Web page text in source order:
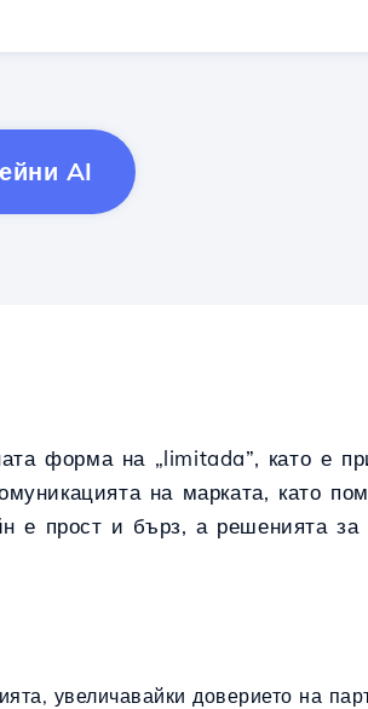
AI
форма на „limitada”, като е
на марката, като
е прост и бърз, а решенията за
увеличавайки доверието на